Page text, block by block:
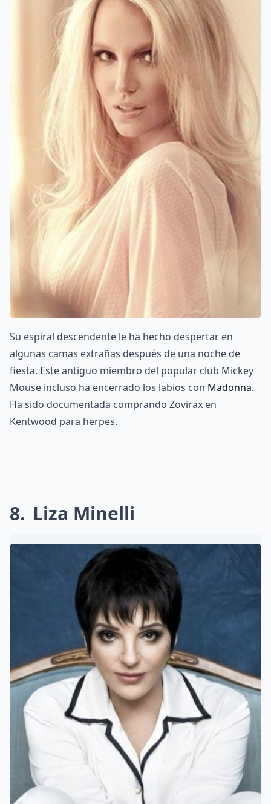
Su espiral descendente le ha hecho despertar en
algunas camas extrañas después de una noche de
fiesta. Este antiguo miembro del popular club Mickey
Mouse incluso ha encerrado los labios con Madonna.
Ha sido documentada comprando Zovirax en
Kentwood para herpes.
8 Liza Minelli